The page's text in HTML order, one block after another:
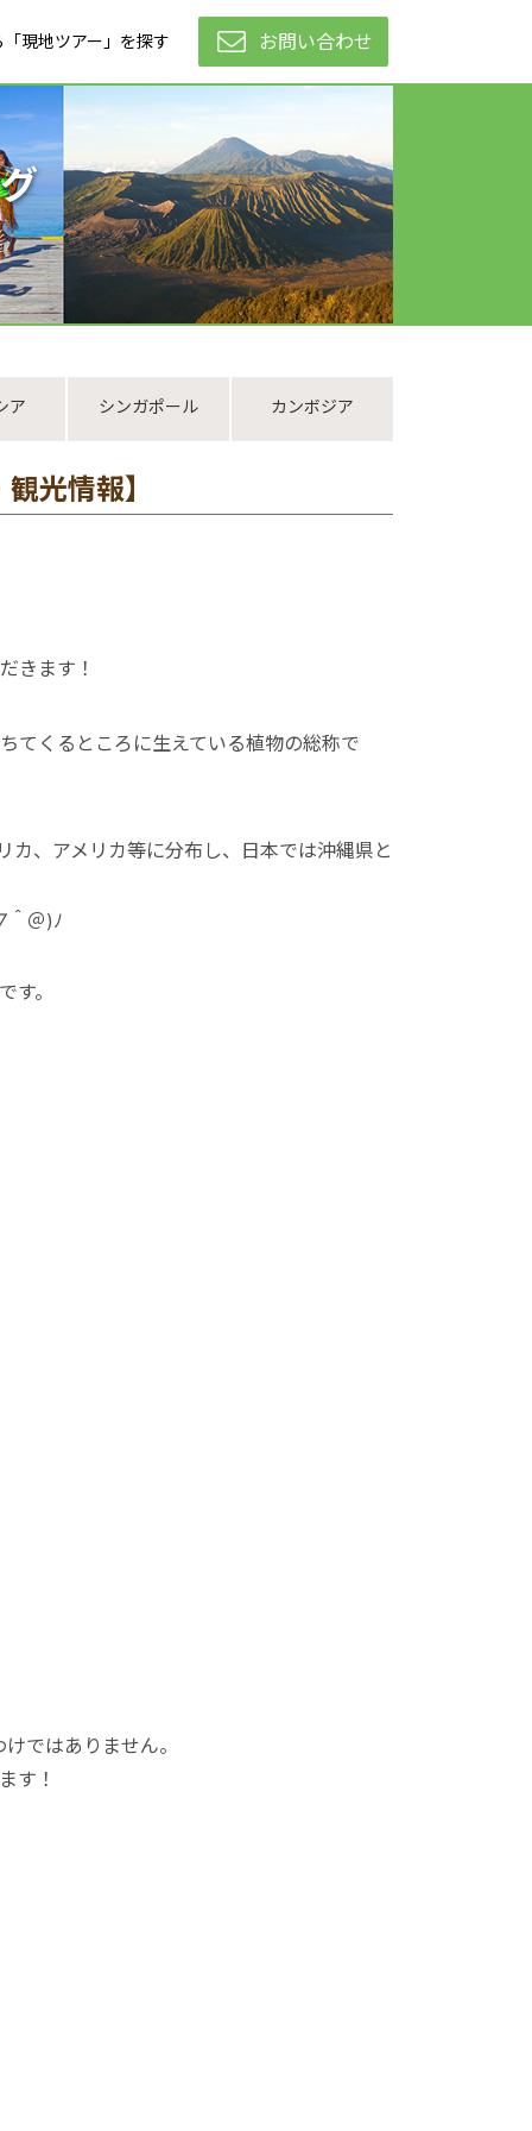
現地ツアー」を探す お問い合わせ
ア シンガポール カンボジア
光情報】
きます！
てくるところに生えている植物の総称で
カ、アメリカ等に分布し、日本では沖縄県と
＾＠)ﾉ
す。
ではありません。
す！